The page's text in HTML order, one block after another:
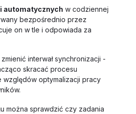
automatycznych w codziennej
bezpośrednio przez
on w tle i odpowiada za
interwał synchronizacji -
skracać procesu
względów optymalizacji pracy
można sprawdzić czy zadania